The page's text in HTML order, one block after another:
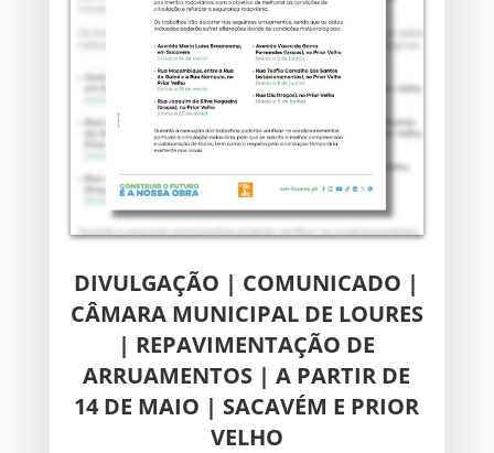
DIVULGAÇÃO | COMUNICADO |
CÂMARA MUNICIPAL DE LOURES
| REPAVIMENTAÇÃO DE
ARRUAMENTOS | A PARTIR DE
14 DE MAIO | SACAVÉM E PRIOR
VELHO